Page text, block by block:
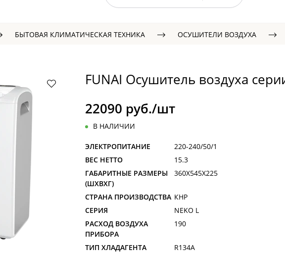
БЫТОВАЯ КЛИМАТИЧЕСКАЯ ТЕХНИКА ОСУШИТЕЛИ ВОЗДУХА
FUNAI Осушитель воздуха
22090 руб./шт
В НАЛИЧИИ
ЭЛЕКТРОПИТАНИЕ
220-240/50/1
ВЕС НЕТТО
15.3
ГАБАРИТНЫЕ РАЗМЕРЫ
(ШXВXГ)
360X545X225
СТРАНА ПРОИЗВОДСТВА КНР
СЕРИЯ
NEKO L
РАСХОД ВОЗДУХА
ПРИБОРА
190
ТИП ХЛАДАГЕНТА
R134A